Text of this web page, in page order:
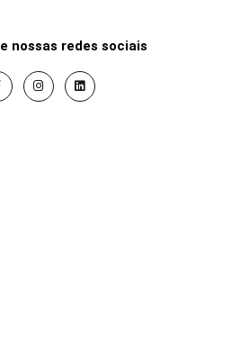
nossas redes sociais